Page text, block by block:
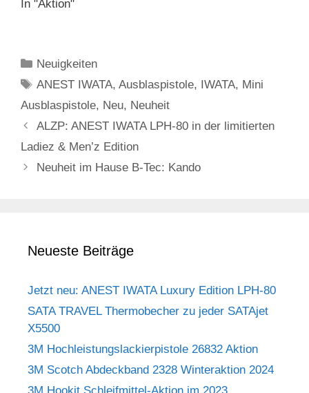
In "Aktion"
Kategorien
Neuigkeiten
Schlagwörter
ANEST IWATA,Ausblaspistole, IWATA, Mini
Ausblaspistole, Neu, Neuheit
ALZP: ANEST IWATA LPH-80 in der limitierten
Ladiez & Men’z Edition
Neuheit im Hause B-Tec: Kando
Neueste Beiträge
Jetzt neu: ANEST IWATA Luxury Edition LPH-80
SATA TRAVEL Thermobecher zu jeder SATAjet
X5500
3M Hochleistungslackierpistole 26832 Aktion
3M Scotch Abdeckband 2328 Winteraktion 2024